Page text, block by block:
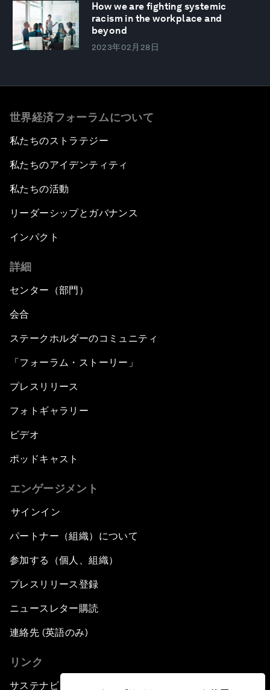
How we are fighting systemic
racism in the workplace and
beyond
2023年02月28日
世界経済フォーラムについて
私たちのストラテジー
私たちのアイデンティティ
私たちの活動
リーダーシップとガバナンス
インパクト
詳細
センター（部門）
会合
ステークホルダーのコミュニティ
「フォーラム・ストーリー」
プレスリリース
フォトギャラリー
ビデオ
ポッドキャスト
エンゲージメント
サインイン
パートナー（組織）について
参加する（個人、組織）
プレスリリース登録
ニュースレター購読
連絡先 (英語のみ)
リンク
サステナビリティへの取り組み